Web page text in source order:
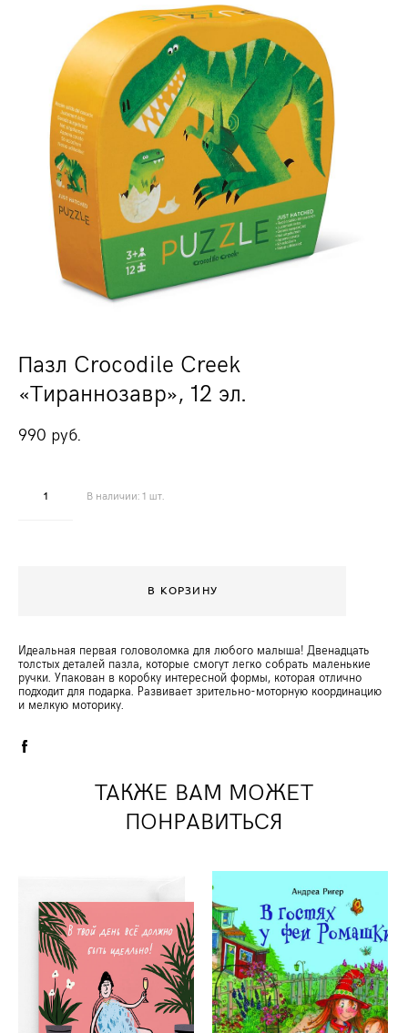
Пазл Crocodile Creek
«Тираннозавр», 12 эл.
990 pуб.
В наличии:1 шт.
В КОРЗИНУ
Идеальная первая головоломка для любого малыша! Двенадцать
толстых деталей пазла, которые смогут легко собрать маленькие
ручки. Упакован в коробку интересной формы, которая отлично
подходит для подарка. Развивает зрительно-моторную координацию
и мелкую моторику.
ТАКЖЕ ВАМ МОЖЕТ
ПОНРАВИТЬСЯ